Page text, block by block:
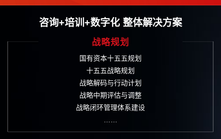
咨询+培训+数字化 整体解决方案
战略规划
国有资本十五五规划
十五五战略规划
战略解码与行动计划
战略中期评估与调整
战略闭环管理体系建设